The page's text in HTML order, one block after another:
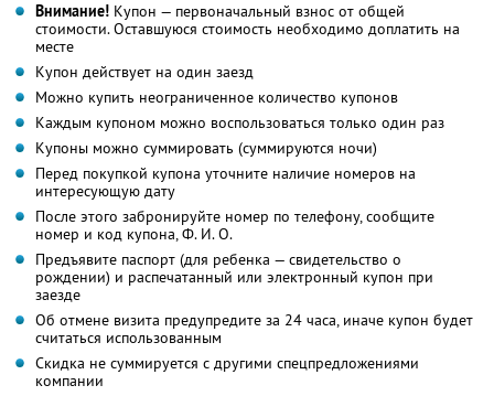
Внимание! Купон — первоначальный взнос от общей
стоимости. Оставшуюся стоимость необходимо доплатить на
месте
Купон действует на один заезд
Можно купить неограниченное количество купонов
Каждым купоном можно воспользоваться только один раз
Купоны можно суммировать (суммируются ночи)
Перед покупкой купона уточните наличие номеров на
интересующую дату
После этого забронируйте номер по телефону, сообщите
номер и код купона, Ф. И. О.
Предъявите паспорт (для ребенка — свидетельство о
рождении) и распечатанный или электронный купон при
заезде
Об отмене визита предупредите за 24 часа, иначе купон будет
считаться использованным
Скидка не суммируется с другими спецпредложениями
компании